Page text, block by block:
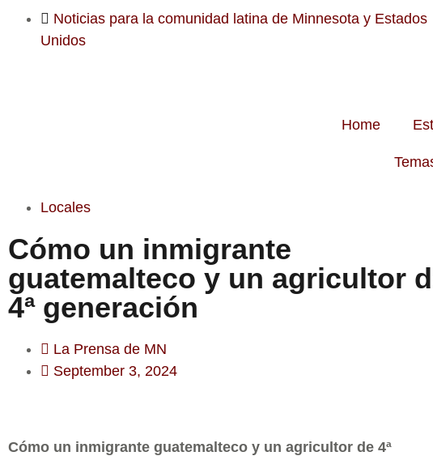
Noticias para la comunidad latina de Minnesota y Estados
Unidos
Home
Locales
Cómo un inmigrante
guatemalteco y un agricultor
4ª generación
La Prensa de MN
September 3, 2024
Cómo un inmigrante guatemalteco y un agricultor de 4ª